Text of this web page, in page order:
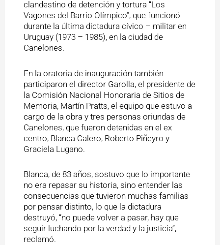
clandestino de detención y tortura “Los
Vagones del Barrio Olímpico”, que funcionó
durante la última dictadura cívico – militar en
Uruguay (1973 – 1985), en la ciudad de
Canelones.
En la oratoria de inauguración también
participaron el director Garolla, el presidente de
la Comisión Nacional Honoraria de Sitios de
Memoria, Martín Pratts, el equipo que estuvo a
cargo de la obra y tres personas oriundas de
Canelones, que fueron detenidas en el ex
centro, Blanca Calero, Roberto Piñeyro y
Graciela Lugano.
Blanca, de 83 años, sostuvo que lo importante
no era repasar su historia, sino entender las
consecuencias que tuvieron muchas familias
por pensar distinto, lo que la dictadura
destruyó, “no puede volver a pasar, hay que
seguir luchando por la verdad y la justicia”,
reclamó.